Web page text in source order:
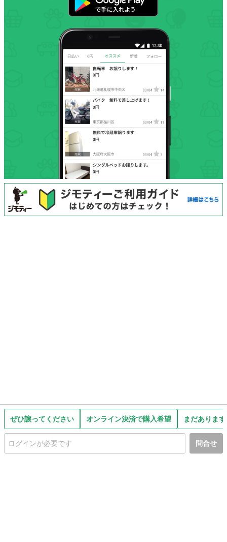
ぜひ譲ってください オンライン決済で購入希望 まだありま
問合せ